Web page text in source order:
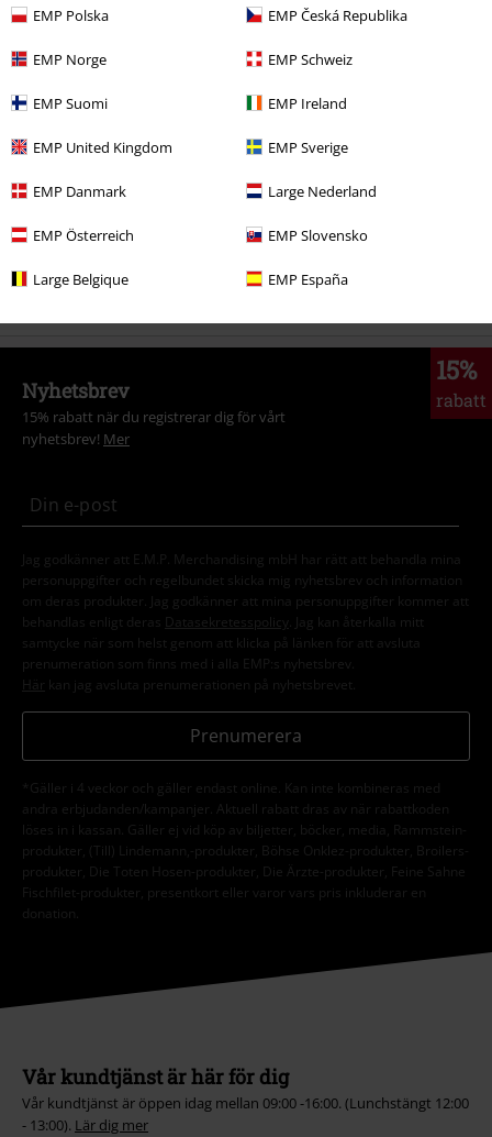
EMP Polska EMP Česká Republika
EMP Norge EMP Schweiz
EMP Suomi EMP Ireland
EMP United Kingdom EMP Sverige
EMP Danmark Large Nederland
EMP Österreich EMP Slovensko
Large Belgique EMP España
More categories. More options.
Young Rebels
Kläder T-shirts & Toppar
Kläder & accessoarer T-Shirtar
Teman Svarta kläder Svarta t-shirts
Plusstorlekar T-shirts & Toppar T-shirts
15%
rabatt
Nyhetsbrev
15% rabatt när du registrerar dig för vårt
nyhetsbrev! Mer
Jag godkänner att E.M.P. Merchandising mbH har rätt att behandla mina
personuppgifter och regelbundet skicka mig nyhetsbrev och information
om deras produkter. Jag godkänner att mina personuppgifter kommer att
behandlas enligt deras
Datasekretesspolicy
. Jag kan återkalla mitt
samtycke när som helst genom att klicka på länken för att avsluta
prenumeration som finns med i alla EMP:s nyhetsbrev.
Här kan jag avsluta prenumerationen på nyhetsbrevet.
Prenumerera
*Gäller i 4 veckor och gäller endast online. Kan inte kombineras med
andra erbjudanden/kampanjer. Aktuell rabatt dras av när rabattkoden
löses in i kassan. Gäller ej vid köp av biljetter, böcker, media, Rammstein-
produkter, (Till) Lindemann,-produkter, Böhse Onklez-produkter, Broilers-
produkter, Die Toten Hosen-produkter, Die Ärzte-produkter, Feine Sahne
Fischfilet-produkter, presentkort eller varor vars pris inkluderar en
donation.
Vår kundtjänst är här för dig
Vår kundtjänst är öppen idag mellan 09:00 -16:00. (Lunchstängt 12:00
- 13:00). Lär dig mer